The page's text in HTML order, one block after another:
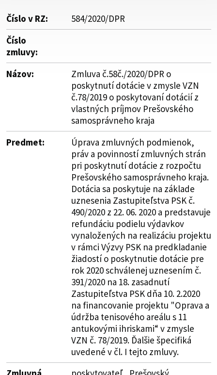
Číslo v RZ:
584/2020/DPR
Číslo
zmluvy:
Názov:
Zmluva č.58č./2020/DPR o
poskytnutí dotácie v zmysle VZN
č.78/2019 o poskytovaní dotácií z
vlastných príjmov Prešovského
samosprávneho kraja
Predmet:
Úprava zmluvných podmienok,
práv a povinností zmluvných strán
pri poskytnutí dotácie z rozpočtu
Prešovského samosprávneho kraja.
Dotácia sa poskytuje na základe
uznesenia Zastupiteľstva PSK č.
490/2020 z 22. 06. 2020 a predstavuje
refundáciu podielu výdavkov
vynaložených na realizáciu projektu
v rámci Výzvy PSK na predkladanie
žiadostí o poskytnutie dotácie pre
rok 2020 schválenej uznesením č.
391/2020 na 18. zasadnutí
Zastupiteľstva PSK dňa 10. 2.2020
na financovanie projektu "Oprava a
údržba tenisového areálu s 11
antukovými ihriskami“ v zmysle
VZN č. 78/2019. Ďalšie špecifiká
uvedené v čl. I tejto zmluvy.